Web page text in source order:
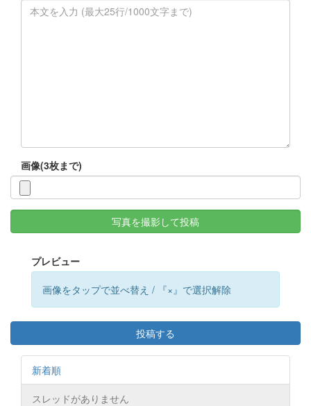
画像(3枚まで)
写真を撮影して投稿
プレビュー
画像をタップで並べ替え / 『×』で選択解除
投稿する
新着順
スレッドがありません